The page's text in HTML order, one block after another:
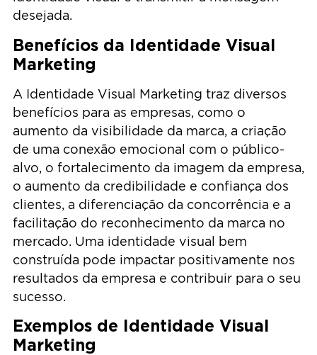
desejada.
Benefícios da Identidade Visual
Marketing
A Identidade Visual Marketing traz diversos
benefícios para as empresas, como o
aumento da visibilidade da marca, a criação
de uma conexão emocional com o público-
alvo, o fortalecimento da imagem da empresa,
o aumento da credibilidade e confiança dos
clientes, a diferenciação da concorrência e a
facilitação do reconhecimento da marca no
mercado. Uma identidade visual bem
construída pode impactar positivamente nos
resultados da empresa e contribuir para o seu
sucesso.
Exemplos de Identidade Visual
Marketing